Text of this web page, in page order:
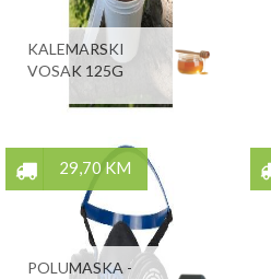
KALEMARSKI
VOSAK 125G
29,70 KM
POLUMASKA -